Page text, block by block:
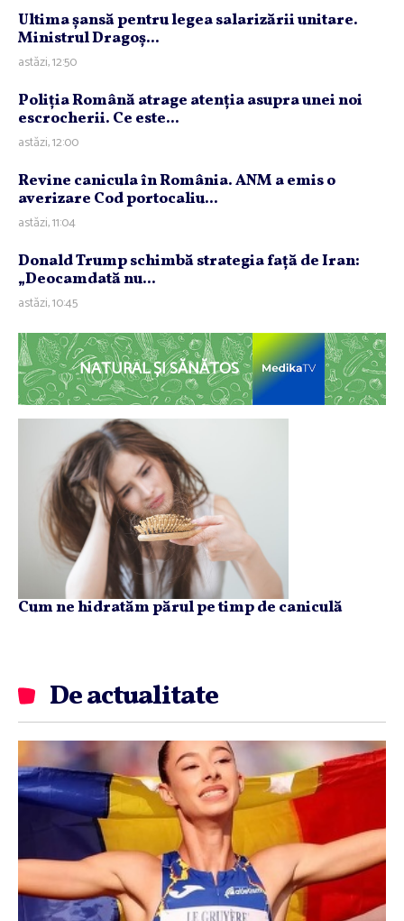
Ultima şansă pentru legea salarizării unitare.
Ministrul Dragoş...
astăzi, 12:50
Poliţia Română atrage atenţia asupra unei noi
escrocherii. Ce este...
astăzi, 12:00
Revine canicula în România. ANM a emis o
averizare Cod portocaliu...
astăzi, 11:04
Donald Trump schimbă strategia faţă de Iran:
„Deocamdată nu...
astăzi, 10:45
NATURAL ȘI SĂNĂTOS
Cum ne hidratăm părul pe timp de caniculă
De actualitate